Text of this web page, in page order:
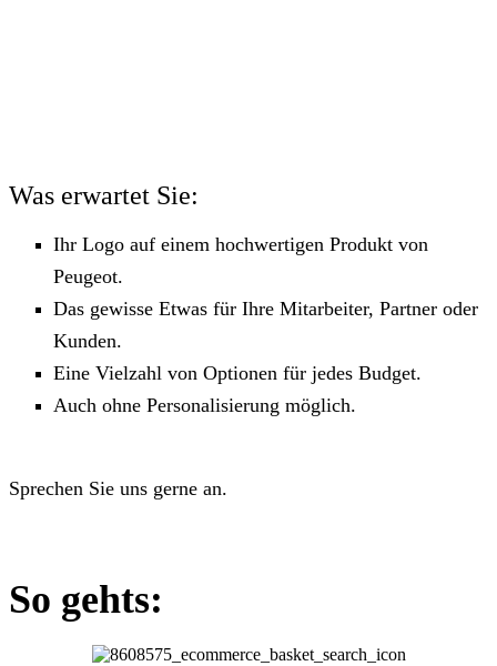
Was erwartet Sie:
Ihr Logo auf einem hochwertigen Produkt von
Peugeot.
Das gewisse Etwas für Ihre Mitarbeiter, Partner oder
Kunden.
Eine Vielzahl von Optionen für jedes Budget.
Auch ohne Personalisierung möglich.
Sprechen Sie uns gerne an.
So gehts: